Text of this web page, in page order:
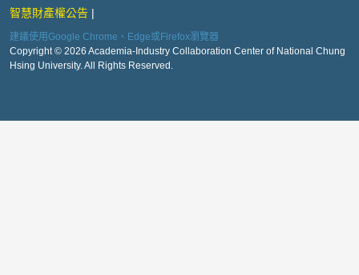
智慧財產權公告
建議使用Google Chrome、Edge或Firefox瀏覽器
Copyright © 2026 Academia-Industry Collaboration Center of National Chung
Hsing University. All Rights Reserved.